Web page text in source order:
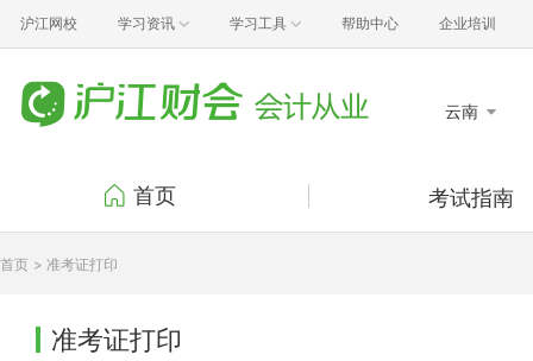
沪江网校 学习资讯 学习工具 帮助中心 企业培训
云南
首页 考试指南
首页 > 准考证打印
准考证打印